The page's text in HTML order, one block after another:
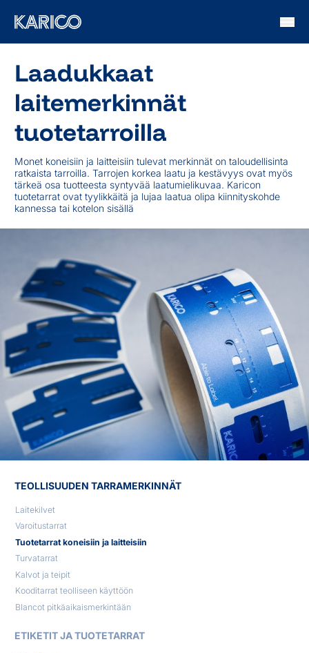
TEOLLISUUDEN TARRAMERKINNÄT
Laitekilvet
Varoitustarrat
Tuotetarrat koneisiin ja laitteisiin
Turvatarrat
Kalvot ja teipit
Kooditarrat teolliseen käyttöön
Blancot pitkäaikaismerkintään
ETIKETIT JA TUOTETARRAT
Laadukkaat
laitemerkinnät
tuotetarroilla
Monet koneisiin ja laitteisiin tulevat merkinnät on taloudellisinta
ratkaista tarroilla. Tarrojen korkea laatu ja kestävyys ovat myös
tärkeä osa tuotteesta syntyvää laatumielikuvaa. Karicon
tuotetarrat ovat tyylikkäitä ja lujaa laatua olipa kiinnityskohde
kannessa tai kotelon sisällä